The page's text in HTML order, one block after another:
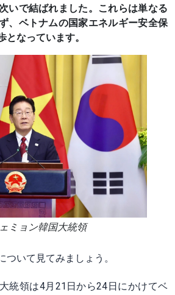
いで結ばれました。これらは単なる
、ベトナムの国家エネルギー安全保
となっています。
ミョン韓国大統領
ついて見てみましょう。
統領は4月21日から24日にかけてベ